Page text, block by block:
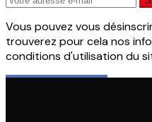
Vous pouvez vous
trouverez pour cela nos
conditions d'utilisation du